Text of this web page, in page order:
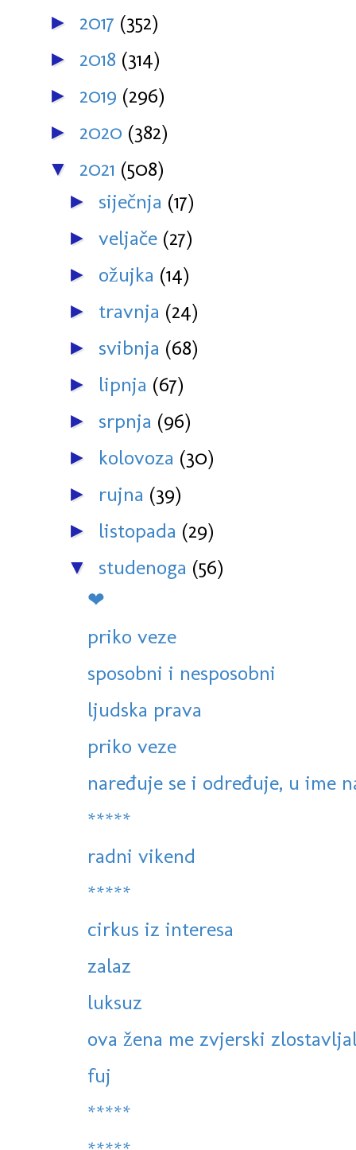
► 2017 (352)
► 2018 (314)
► 2019 (296)
► 2020 (382)
▼ 2021 (508)
► siječnja (17)
► veljače (27)
► ožujka (14)
► travnja (24)
► svibnja (68)
► lipnja (67)
► srpnja (96)
► kolovoza (30)
► rujna (39)
► listopada (29)
▼ studenoga (56)
❤
priko veze
sposobni i nesposobni
ljudska prava
priko veze
naređuje se i određuje, u ime
*****
radni vikend
*****
cirkus iz interesa
zalaz
luksuz
ova žena me zvjerski
fuj
*****